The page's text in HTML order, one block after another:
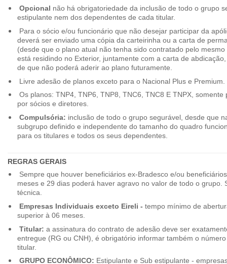
Opcional não há obrigatoriedade da inclusão de todo o grupo
estipulante nem dos dependentes de cada titular.
Para o sócio e/ou funcionário que não desejar participar da
deverá ser enviado uma cópia da carteirinha ou a carta de
(desde que o plano atual não tenha sido contratado pelo
está residindo no Exterior, juntamente com a carta de
de que não poderá aderir ao plano futuramente.
Livre adesão de planos exceto para o Nacional Plus e Premium.
Os planos: TNP4, TNP6, TNP8, TNC6, TNC8 E TNPX,
por sócios e diretores.
Compulsória: inclusão de todo o grupo segurável, desde que
subgrupo definido e independente do tamanho do quadro
para os titulares e todos os seus dependentes.
REGRAS GERAIS
Sempre que houver beneficiários ex-Bradesco e/ou
meses e 29 dias poderá haver agravo no valor de todo o grupo.
técnica.
Empresas Individuais exceto Eireli - tempo mínimo de
superior à 06 meses.
Titular: a assinatura do contrato de adesão deve ser
entregue (RG ou CNH), é obrigatório informar também o
titular.
GRUPO ECONÔMICO: Estipulante e Sub estipulante -